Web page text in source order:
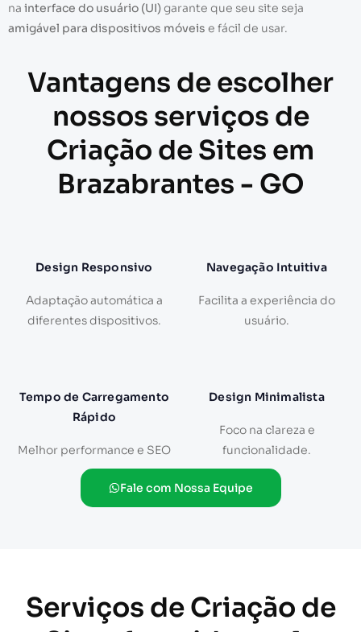
na interface do usuário (UI)garante que seu site seja
amigável para dispositivos móveis e fácil de usar.
Vantagens de escolher
nossos serviços de
Criação de Sites em
Brazabrantes - GO
Design Responsivo
Adaptação automática a
diferentes dispositivos.
Navegação Intuitiva
Facilita a experiência do
usuário.
Tempo de Carregamento
Rápido
Melhor performance e SEO
Design Minimalista
Foco na clareza e
funcionalidade.
Fale com Nossa Equipe
Serviços de Criação de